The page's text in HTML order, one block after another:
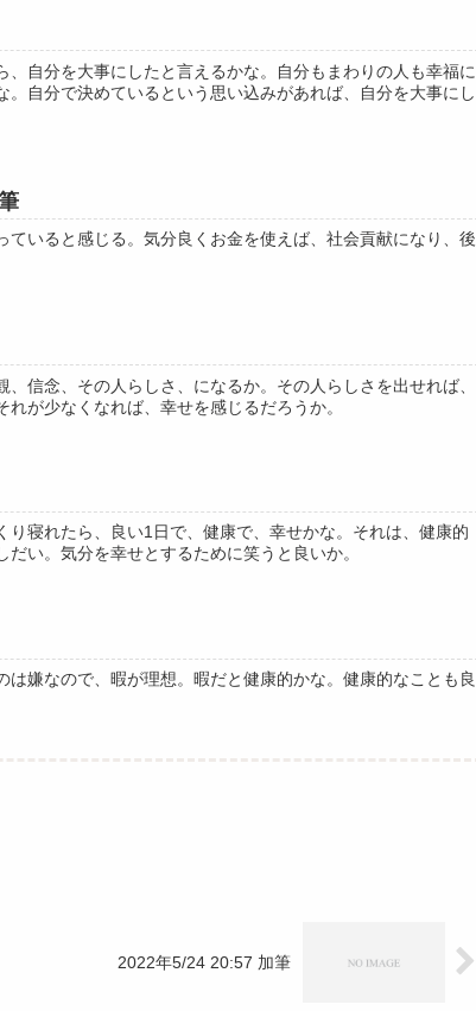
、自分を大事にしたと言えるかな。自分もまわりの人も幸福に
。自分で決めているという思い込みがあれば、自分を大事にし
ていると感じる。気分良くお金を使えば、社会貢献になり、後
信念、その人らしさ、になるか。その人らしさを出せれば、
が少なくなれば、幸せを感じるだろうか。
り寝れたら、良い1日で、健康で、幸せかな。それは、健康的
い。気分を幸せとするために笑うと良いか。
は嫌なので、暇が理想。暇だと健康的かな。健康的なことも良
2022年5/24 20:57 加筆